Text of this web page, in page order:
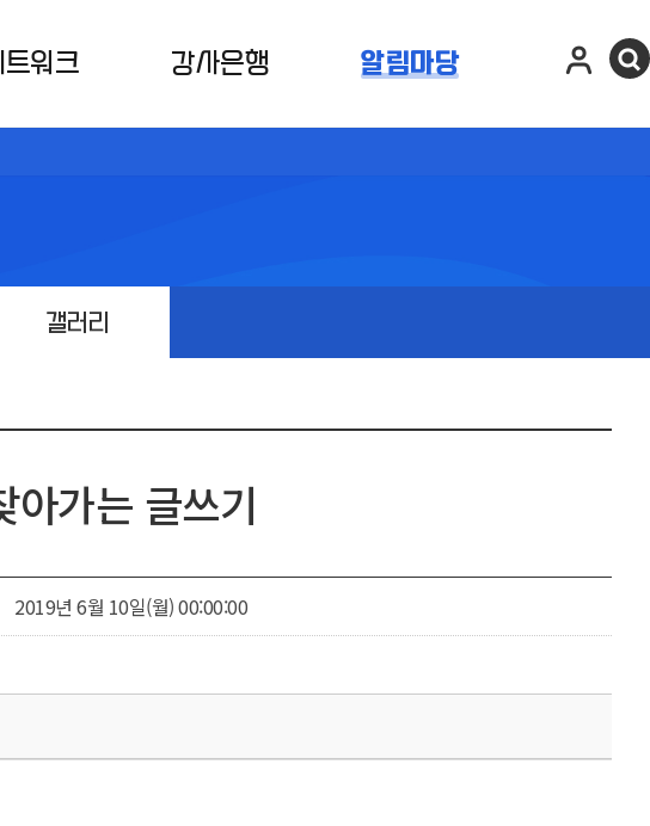
워크 강사은행 알림마당
갤러리
가는 글쓰기
2019년 6월 10일(월) 00:00:00